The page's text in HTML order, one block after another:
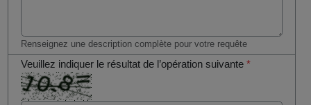
Renseignez une description complète pour votre requête
Veuillez indiquer le résultat de l’opération suivante*